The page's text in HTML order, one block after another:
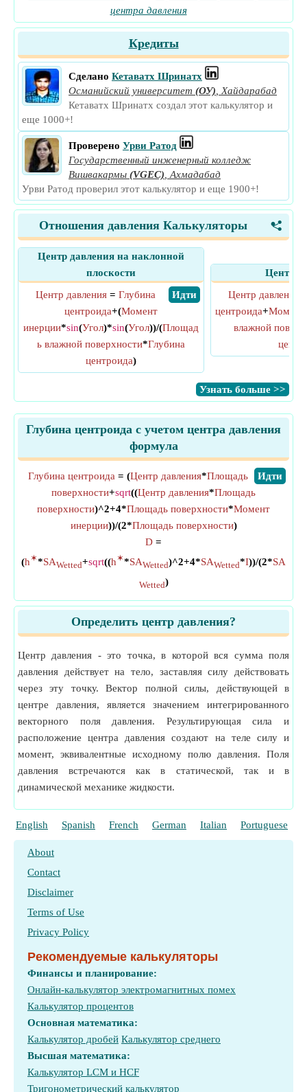
центра давления
Кредиты
Сделано Кетаватх Шринатх
Османийский университет (ОУ)
Хайдарабад
Кетаватх Шринатх создал этот калькулятор и
еще 1000+!
Проверено Урви Ратод
Государственный инженерный колледж
Вишвакармы (VGEC) Ахмадабад
Урви Ратод проверил этот калькулятор и еще 1900+!
<
Отношения давления Калькуляторы
Центр давления на наклонной
плоскости
​ Идти
Центр давления= Глубина
центроида+(Момент
инерции*sin(Угол)*sin(Угол))/(Площад
ь влажной поверхности*Глубина
центроида)
Центр
Центр давления
центроида+Момент
влажной
​Узнать больше >>
Глубина центроида с учетом центра давления
формула
​Идти
Глубина центроида = (Центр давления*Площадь
поверхности+sqrt((Центр давления*Площадь
поверхности)^2+4*Площадь поверхности*Момент
инерции))/(2*Площадь поверхности)
D =
(h✶*SAWetted+sqrt((h✶*SAWetted)^2+4*SAWetted*I))/(2*SA
Wetted)
Определить центр давления?
Центр давления - это точка, в которой вся сумма поля
давления действует на тело, заставляя силу действовать
через эту точку. Вектор полной силы, действующей в
центре давления, является значением интегрированного
векторного поля давления. Результирующая сила и
расположение центра давления создают на теле силу и
момент, эквивалентные исходному полю давления. Поля
давления встречаются как в статической, так и в
динамической механике жидкости.
English Spanish French German Italian Portuguese
About
Contact
Disclaimer
Terms of Use
Privacy Policy
Рекомендуемые калькуляторы
Финансы и планирование:
Онлайн-калькулятор электромагнитных помех
Калькулятор процентов
Основная математика:
Калькулятор дробей Калькулятор среднего
Высшая математика:
Калькулятор LCM и HCF
Тригонометрический калькулятор